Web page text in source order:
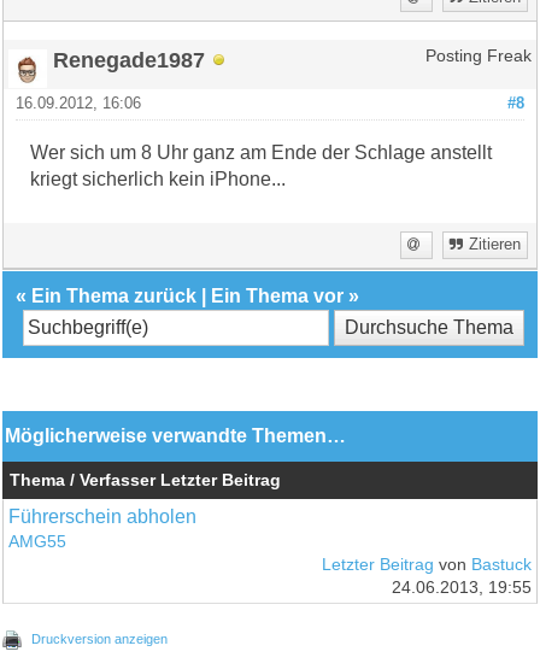
Renegade1987 Posting Freak
#8
16.09.2012, 16:06
Wer sich um 8 Uhr ganz am Ende der Schlage anstellt
kriegt sicherlich kein iPhone...
Zitieren
« Ein Thema zurück Ein Thema vor »
Möglicherweise verwandte Themen…
Thema / Verfasser Letzter Beitrag
Führerschein abholen
AMG55
Letzter Beitrag von Bastuck
24.06.2013, 19:55
Druckversion anzeigen